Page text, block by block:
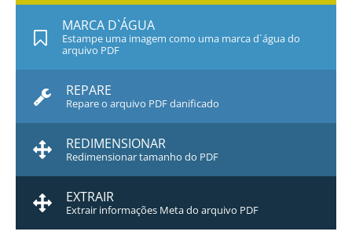
MARCA D`ÁGUA
Estampe uma imagem como uma marca d`água do
arquivo PDF
REPARE
Repare o arquivo PDF danificado
REDIMENSIONAR
Redimensionar tamanho do PDF
EXTRAIR
Extrair informações Meta do arquivo PDF